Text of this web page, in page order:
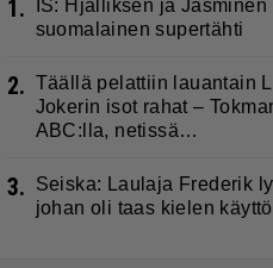
1.
IS: Hjalliksen ja Jasminen
suomalainen supertähti
2. Täällä pelattiin lauantain
Jokerin isot rahat –
ABC:lla, netissä…
3.
Seiska: Laulaja Frederik
johan oli taas kielen